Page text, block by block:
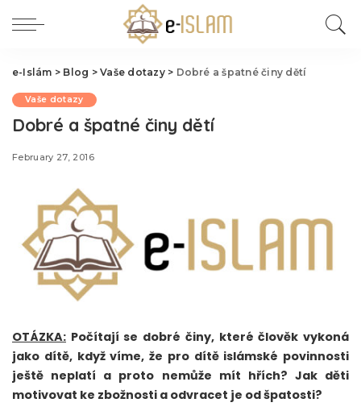
e-Islám > Blog >Vaše dotazy> Dobré a špatné činy dětí
Vaše dotazy
Dobré a špatné činy dětí
February 27, 2016
OTÁZKA: Počítají se dobré činy, které člověk vykoná
jako dítě, když víme, že pro dítě islámské povinnosti
ještě neplatí a proto nemůže mít hřích? Jak děti
motivovat ke zbožnosti a odvracet je od špatosti?